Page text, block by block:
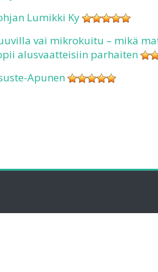
Lumikki Ky
vai mikrokuitu – mikä
alusvaatteisiin parhaiten
Apunen